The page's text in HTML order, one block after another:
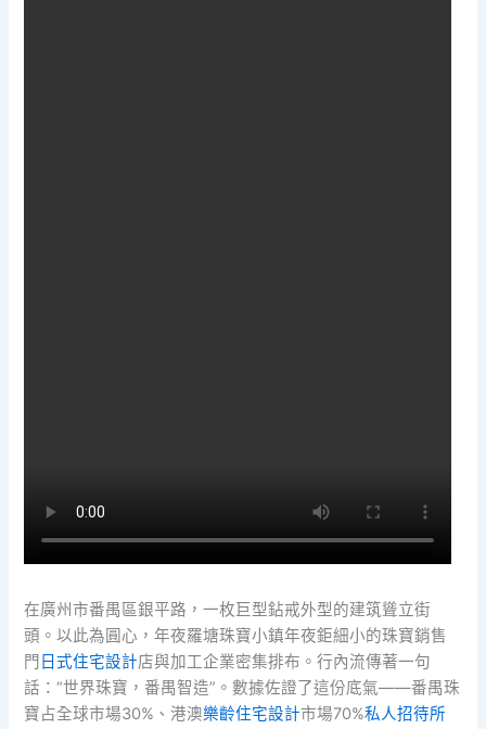
在廣州市番禺區銀平路，一枚巨型鉆戒外型的建筑聳立街
頭。以此為圓心，年夜羅塘珠寶小鎮年夜鉅細小的珠寶銷售
門 日式住宅設計店與加工企業密集排布。行內流傳著一句
話：“世界珠寶，番禺智造”。數據佐證了這份底氣——番禺珠
寶占全球市場30%、港澳樂齡住宅設計市場70%私人招待所